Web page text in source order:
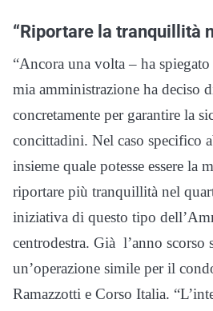
“Riportare la tranquillità
“Ancora una volta – ha
mia amministrazione ha deciso
concretamente per garantire la
concittadini. Nel caso specifico
insieme quale potesse essere la
riportare più tranquillità nel
iniziativa di questo tipo
centrodestra. Già l’anno scorso
un’operazione simile per il
Ramazzotti e Corso Italia.